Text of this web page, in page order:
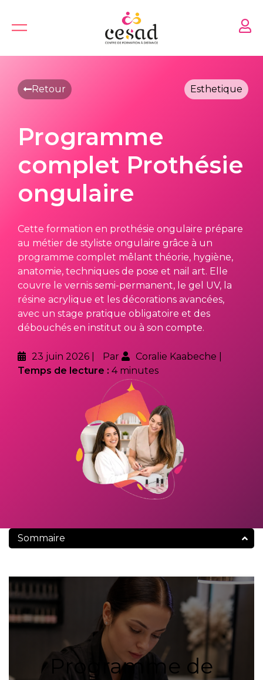
content
Retour Esthetique
Programme
complet Prothésie
ongulaire
Cette formation en prothésie ongulaire prépare
au métier de styliste ongulaire grâce à un
programme complet mêlant théorie, hygiène,
anatomie, techniques de pose et nail art. Elle
couvre le vernis semi-permanent, le gel UV, la
résine acrylique et les décorations avancées,
avec un stage pratique obligatoire et des
débouchés en institut ou à son compte.
23 juin 2026 Par
Coralie Kaabeche
Temps de lecture : 4 minutes
Sommaire
Programme de